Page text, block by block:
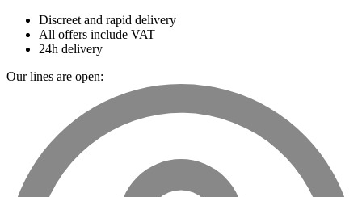
Discreet and rapid delivery
All offers include VAT
24h delivery
Our lines are open: